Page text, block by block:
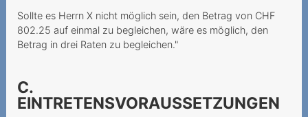
Sollte es Herrn X nicht möglich sein, den Betrag von CHF
802.25 auf einmal zu begleichen, wäre es möglich, den
Betrag in drei Raten zu begleichen."
C.
EINTRETENSVORAUSSETZUNGEN
Unerwünschte
Vertragsschlüsse
Monaten